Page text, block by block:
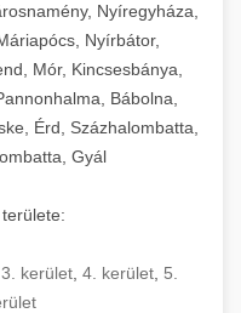
Nyíregyháza,
Nyírbátor,
Mór, Kincsesbánya,
Bábolna,
Érd, Százhalombatta,
Gyál
3. kerület 4. kerület 5.